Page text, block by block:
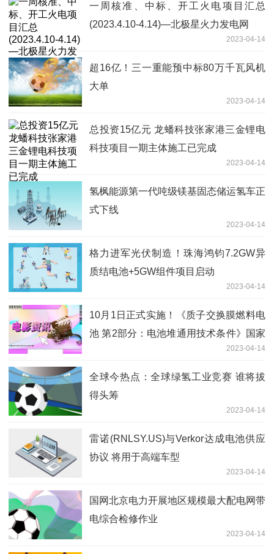
一周核准、中标、开工火电项目汇总
(2023.4.10-4.14)—北极星火力发电网
2023-04-14
超16亿！三一重能预中标80万千瓦风机
大单
2023-04-14
总投资15亿元 龙蟠科技张家港三金锂电
科技项目一期主体施工已完成
2023-04-14
氢枫能源第一代吨级镁基固态储运氢车正
式下线
2023-04-14
格力进军光伏制造！珠海鸿钧7.2GW异
质结电池+5GW组件项目启动
2023-04-14
10月1日正式实施！《质子交换膜燃料电
池 第2部分：电池堆通用技术条件》国家
2023-04-14
全球今热点：全球绿氢工业竞赛 谁将拔
得头筹
2023-04-14
雷诺(RNLSY.US)与Verkor达成电池供应
协议 将用于高端车型
2023-04-14
国网北京电力开展地区规模最大配电网带
电综合检修作业
2023-04-14